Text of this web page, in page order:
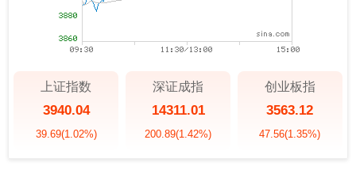
上证指数
3940.04
39.69(1.02%)
深证成指
14311.01
200.89(1.42%)
创业板指
3563.12
47.56(1.35%)